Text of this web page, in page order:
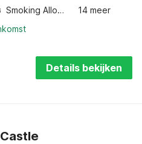
Smoking Allowed
14 meer
Details bekijken